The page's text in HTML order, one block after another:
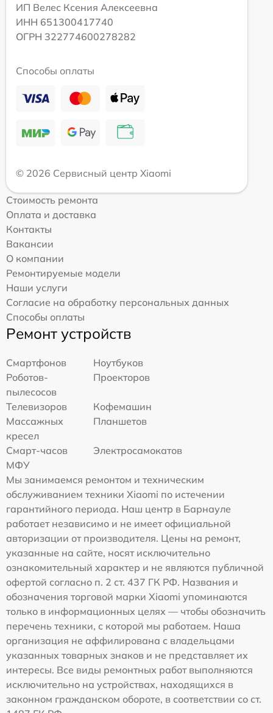
ИП Велес Ксения Алексеевна
ИНН 651300417740
ОГРН 322774600278282
Способы оплаты
© 2026 Сервисный центр Xiaomi
Стоимость ремонта
Оплата и доставка
Контакты
Вакансии
О компании
Ремонтируемые модели
Наши услуги
Согласие на обработку персональных данных
Способы оплаты
Ремонт устройств
Смартфонов
Ноутбуков
Роботов-
пылесосов
Проекторов
Телевизоров
Кофемашин
Массажных
кресел
Планшетов
Смарт-часов
Электросамокатов
МФУ
Мы занимаемся ремонтом и техническим
обслуживанием техники Xiaomi по истечении
гарантийного периода. Наш центр в Барнауле
работает независимо и не имеет официальной
авторизации от производителя. Цены на ремонт,
указанные на сайте, носят исключительно
ознакомительный характер и не являются публичной
офертой согласно п. 2 ст. 437 ГК РФ. Названия и
обозначения торговой марки Xiaomi упоминаются
только в информационных целях — чтобы обозначить
перечень техники, с которой мы работаем. Наша
организация не аффилирована с владельцами
указанных товарных знаков и не представляет их
интересы. Все виды ремонтных работ выполняются
исключительно на устройствах, находящихся в
законном гражданском обороте, в соответствии со ст.